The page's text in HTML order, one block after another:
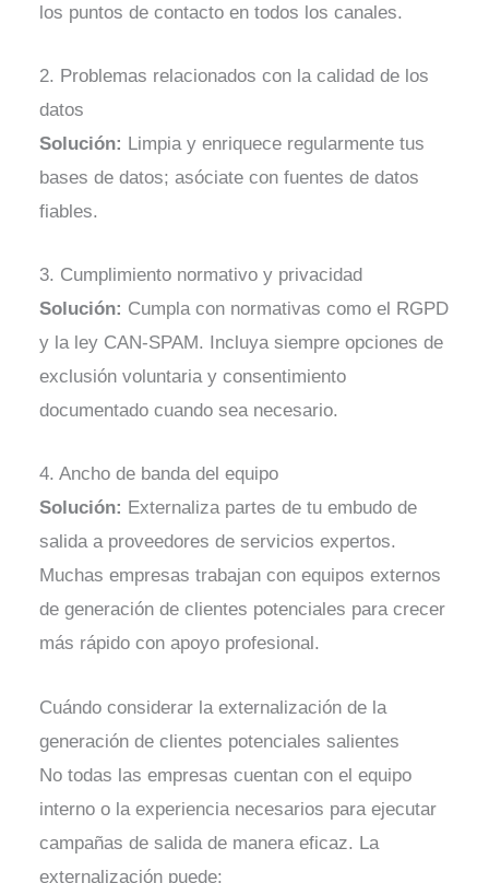
los puntos de contacto en todos los canales.
2. Problemas relacionados con la calidad de los
datos
Solución: Limpia y enriquece regularmente tus
bases de datos; asóciate con fuentes de datos
fiables.
3. Cumplimiento normativo y privacidad
Solución: Cumpla con normativas como el RGPD
y la ley CAN-SPAM. Incluya siempre opciones de
exclusión voluntaria y consentimiento
documentado cuando sea necesario.
4. Ancho de banda del equipo
Solución: Externaliza partes de tu embudo de
salida a proveedores de servicios expertos.
Muchas empresas trabajan con equipos externos
de generación de clientes potenciales para crecer
más rápido con apoyo profesional.
Cuándo considerar la externalización de la
generación de clientes potenciales salientes
No todas las empresas cuentan con el equipo
interno o la experiencia necesarios para ejecutar
campañas de salida de manera eficaz. La
externalización puede: